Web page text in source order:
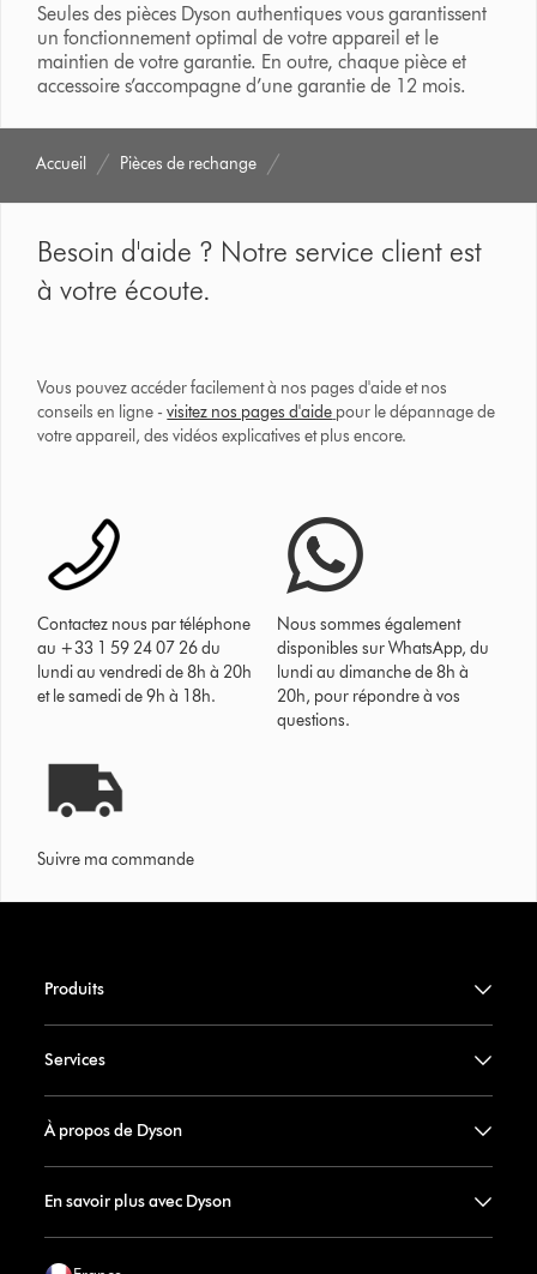
Seules des pièces Dyson authentiques vous garantissent
un fonctionnement optimal de votre appareil et le
maintien de votre garantie. En outre, chaque pièce et
accessoire s’accompagne d’une garantie de 12 mois.
Accueil Pièces de rechange
Besoin d'aide ? Notre service client est
à votre écoute.
Vous pouvez accéder facilement à nos pages d'aide et nos
conseils en ligne -visitez nos pages d'aide pour le dépannage de
votre appareil, des vidéos explicatives et plus encore.
Contactez nous par téléphone
au +33 1 59 24 07 26 du
lundi au vendredi de 8h à 20h
et le samedi de 9h à 18h.
Nous sommes également
disponibles sur WhatsApp, du
lundi au dimanche de 8h à
20h, pour répondre à vos
questions.
Suivre ma commande
Produits
Services
À propos de Dyson
En savoir plus avec Dyson